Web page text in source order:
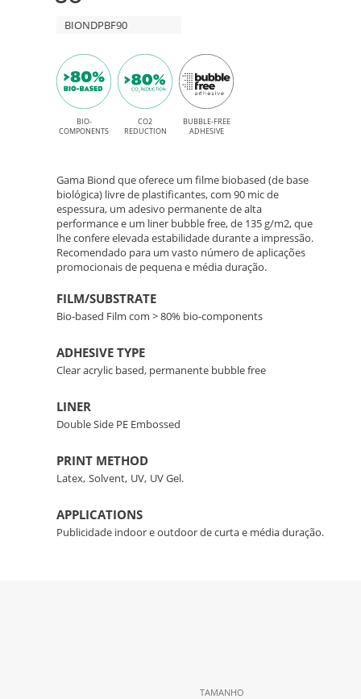
BIONDPBF90
BIO-
COMPONENTS
CO2
REDUCTION
BUBBLE-FREE
ADHESIVE
Gama Biond que oferece um filme biobased (de base
biológica) livre de plastificantes, com 90 mic de
espessura, um adesivo permanente de alta
performance e um liner bubble free, de 135 g/m2, que
lhe confere elevada estabilidade durante a impressão.
Recomendado para um vasto número de aplicações
promocionais de pequena e média duração.
FILM/SUBSTRATE
Bio-based Film com > 80% bio-components
ADHESIVE TYPE
Clear acrylic based, permanente bubble free
LINER
Double Side PE Embossed
PRINT METHOD
Latex, Solvent, UV, UV Gel.
APPLICATIONS
Publicidade indoor e outdoor de curta e média duração.
TAMANHO
Filme
Based
Performance
para
impressão
Solvente,
Latex,